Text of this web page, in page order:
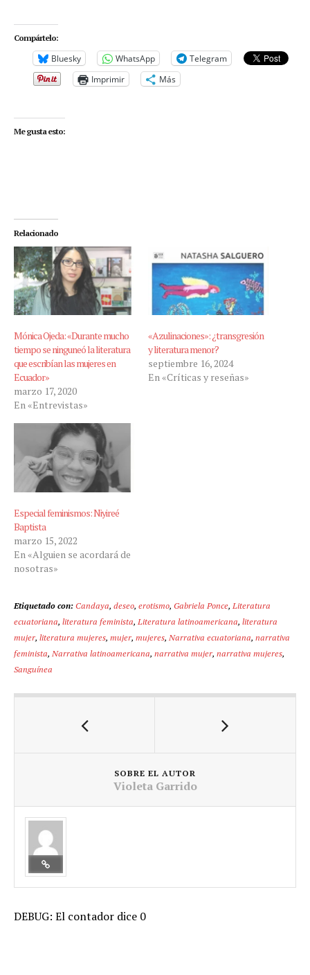
Compártelo:
Bluesky WhatsApp
Telegram
Imprimir
Más
Me gusta esto:
Relacionado
Mónica Ojeda: «Durante mucho
tiempo se ninguneó la literatura
que escribían las mujeres en
Ecuador»
marzo 17, 2020
En «Entrevistas»
«Azulinaciones»: ¿transgresión
y literatura menor?
septiembre 16, 2024
En «Críticas y reseñas»
Especial feminismos: Niyireé
Baptista
marzo 15, 2022
En «Alguien se acordará de
nosotras»
Etiquetado con:Candaya, deseo, erotismo, Gabriela Ponce, Literatura
ecuatoriana, literatura feminista, Literatura latinoamericana, literatura
mujer, literatura mujeres, mujer, mujeres, Narrativa ecuatoriana, narrativa
feminista, Narrativa latinoamericana, narrativa mujer, narrativa mujeres,
Sanguínea
SOBRE EL AUTOR
Violeta Garrido
DEBUG: El contador dice 0